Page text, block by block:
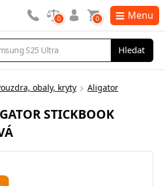
Hledat
0 0 Menu
obaly, kryty Aligator
STICKBOOK